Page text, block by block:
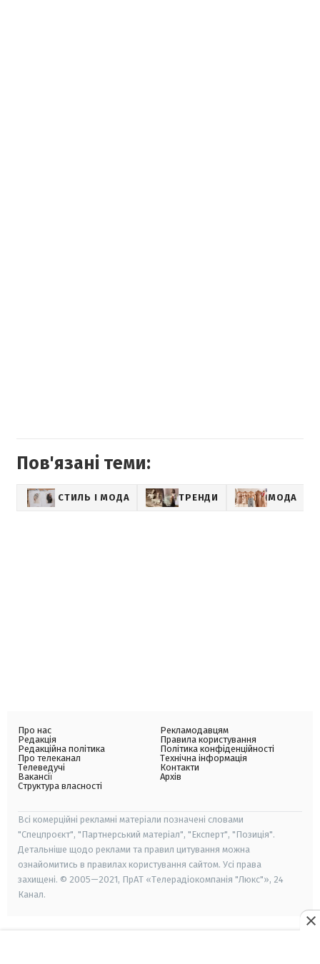
Пов'язані теми:
СТИЛЬ І МОДА ТРЕНДИ МОДА
Про нас
Редакція
Редакційна політика
Про телеканал
Телеведучі
Вакансії
Структура власності
Рекламодавцям
Правила користування
Політика конфіденційності
Технічна інформація
Контакти
Архів
Всі комерційні рекламні матеріали позначені словами
"Спецпроєкт", "Партнерський матеріал", "Експерт", "Позиція".
Детальніше щодо реклами та правил цитування можна
ознайомитись в правилах користування сайтом. Усі права
захищені. © 2005—2021, ПрАТ «Телерадіокомпанія "Люкс"», 24
Канал.